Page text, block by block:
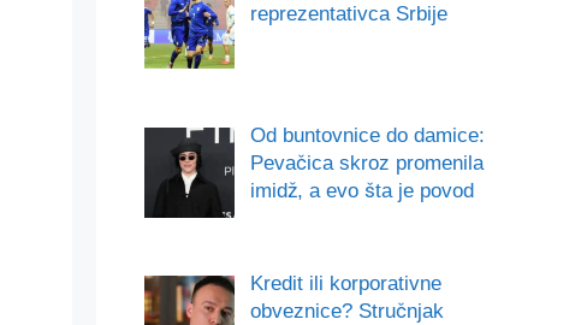
reprezentativca Srbije
Od buntovnice do damice:
Pevačica skroz promenila
imidž, a evo šta je povod
Kredit ili korporativne
obveznice? Stručnjak